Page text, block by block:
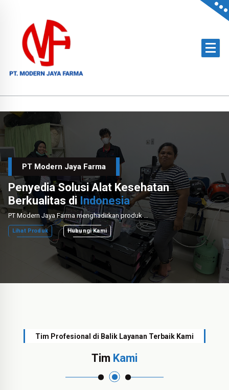
content
PT Modern Jaya Farma
Penyedia Solusi Alat Kesehatan
Berkualitas di Indonesia
PT Modern Jaya Farma menghadirkan produk medis unggulan dengan layanan instalasi dan perawatan profesional untuk mendukung sektor kesehatan nasional.
Lihat Produk Hubungi Kami
Tim Profesional di Balik Layanan Terbaik Kami
Tim Kami